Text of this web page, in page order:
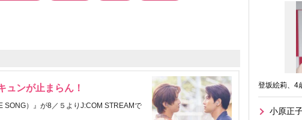
ュンが止まらん！
SONG）』が8／５よりJ:COM STREAMで
登坂絵莉、4
小原正